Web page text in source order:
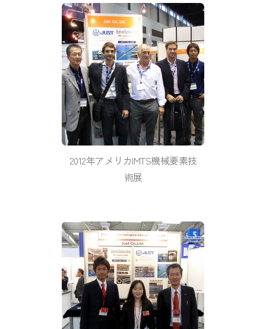
2012年アメリカIMTS機械要素技
術展